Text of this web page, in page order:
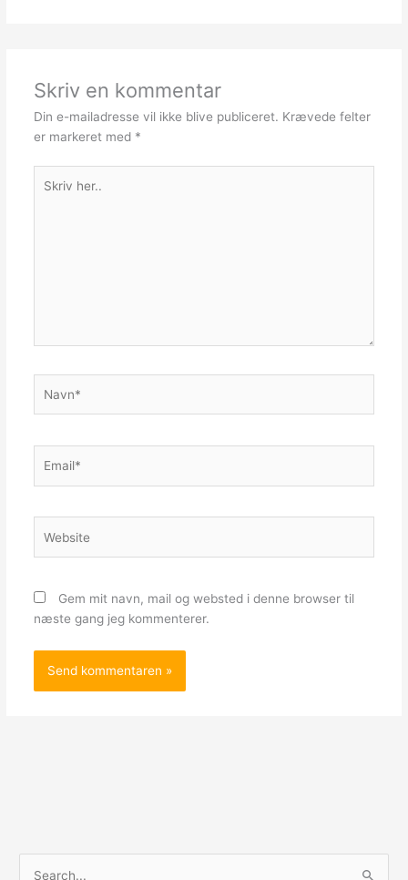
Skriv en kommentar
Din e-mailadresse vil ikke blive publiceret. Krævede felter
er markeret med *
her..
Gem mit navn, mail og websted i denne browser til
næste gang jeg kommenterer.